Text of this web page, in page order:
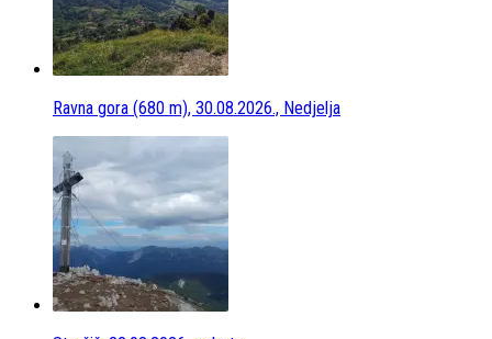
Ravna gora (680 m), 30.08.2026., Nedjelja